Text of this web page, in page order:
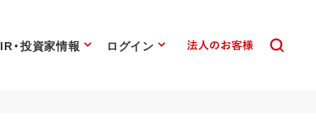
IR・投資家情報 ログイン